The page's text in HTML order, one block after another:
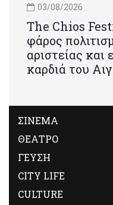
03/08/2026
Τhe Chios
φάρος
αριστείας
καρδιά του
ΣΙΝΕΜΑ
ΘΕΑΤΡΟ
ΓΕΥΣΗ
CITY LIFE
CULTURE